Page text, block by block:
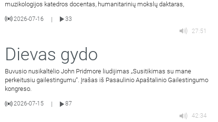
muzikologijos katedros docentas, humanitarinių mokslų daktaras,
2026-07-16 |
33
27:51
Dievas gydo
Buvusio nusikaltėlio John Pridmore liudijimas „Susitikimas su mane
perkeitusiu gailestingumu“. Įrašas iš Pasaulinio Apaštalinio Gailestingumo
kongreso.
2026-07-15
87
42:34